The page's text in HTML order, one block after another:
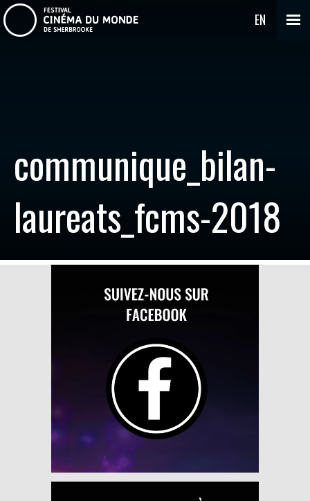
EN
communique_bilan-
laureats_fcms-2018